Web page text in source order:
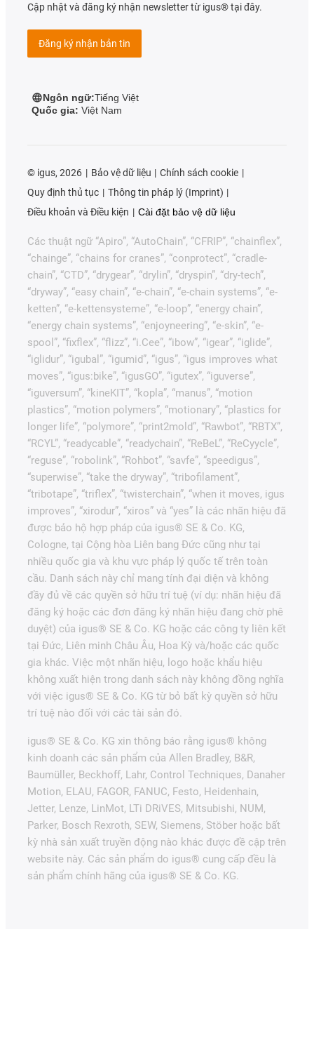
Cập nhật và đăng ký nhận newsletter từ igus® tại đây.
Đăng ký nhận bản tin
Ngôn ngữ:Tiếng Việt
Quốc gia: Việt Nam
© igus, 2026 Bảo vệ dữ liệu
Chính sách cookie
Quy định thủ tục
Thông tin pháp lý (Imprint)
Điều khoản và Điều kiện
Cài đặt bảo vệ dữ liệu
Các thuật ngữ “Apiro”, “AutoChain”, “CFRIP”, “chainflex”,
“chainge”, “chains for cranes”, “conprotect”, “cradle-
chain”, “CTD”, “drygear”, “drylin”, “dryspin”, “dry-tech”,
“dryway”, “easy chain”, “e-chain”, “e-chain systems”, “e-
ketten”, “e-kettensysteme”, “e-loop”, “energy chain”,
“energy chain systems”, “enjoyneering”, “e-skin”, “e-
spool”, “fixflex”, “flizz”, “i.Cee”, “ibow”, “igear”, “iglide”,
“iglidur”, “igubal”, “igumid”, “igus”, “igus improves what
moves”, “igus:bike”, “igusGO”, “igutex”, “iguverse”,
“iguversum”, “kineKIT”, “kopla”, “manus”, “motion
plastics”, “motion polymers”, “motionary”, “plastics for
longer life”, “polymore”, “print2mold”, “Rawbot”, “RBTX”,
“RCYL”, “readycable”, “readychain”, “ReBeL”, “ReCyycle”,
“reguse”, “robolink”, “Rohbot”, “savfe”, “speedigus”,
“superwise”, “take the dryway”, “tribofilament”,
“tribotape”, “triflex”, “twisterchain”, “when it moves, igus
improves”, “xirodur”, “xiros” và “yes” là các nhãn hiệu đã
được bảo hộ hợp pháp của igus® SE & Co. KG,
Cologne, tại Cộng hòa Liên bang Đức cũng như tại
nhiều quốc gia và khu vực pháp lý quốc tế trên toàn
cầu. Danh sách này chỉ mang tính đại diện và không
đầy đủ về các quyền sở hữu trí tuệ (ví dụ: nhãn hiệu đã
đăng ký hoặc các đơn đăng ký nhãn hiệu đang chờ phê
duyệt) của igus® SE & Co. KG hoặc các công ty liên kết
tại Đức, Liên minh Châu Âu, Hoa Kỳ và/hoặc các quốc
gia khác. Việc một nhãn hiệu, logo hoặc khẩu hiệu
không xuất hiện trong danh sách này không đồng nghĩa
với việc igus® SE & Co. KG từ bỏ bất kỳ quyền sở hữu
trí tuệ nào đối với các tài sản đó.
igus® SE & Co. KG xin thông báo rằng igus® không
kinh doanh các sản phẩm của Allen Bradley, B&R,
Baumüller, Beckhoff, Lahr, Control Techniques, Danaher
Motion, ELAU, FAGOR, FANUC, Festo, Heidenhain,
Jetter, Lenze, LinMot, LTi DRiVES, Mitsubishi, NUM,
Parker, Bosch Rexroth, SEW, Siemens, Stöber hoặc bất
kỳ nhà sản xuất truyền động nào khác được đề cập trên
website này. Các sản phẩm do igus® cung cấp đều là
sản phẩm chính hãng của igus® SE & Co. KG.